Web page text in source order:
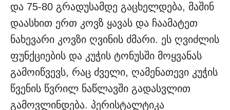
და 75-80 გრადუსამდე გაცხელდება, მაშინ
დაასხით ერთ კოვზ ყავას და ჩაამატეთ
ნახევარი კოვზი ღვინის ძმარი. ეს ღვიძლის
ფუნქციების და კუჭის ტონუსში მოყვანას
გამოიწვევს, რაც ძველი, ღამენათევი კუჭის
წვენის წვრილ ნაწლავში გადასვლით
გამოვლინდება. პერისტალტიკა